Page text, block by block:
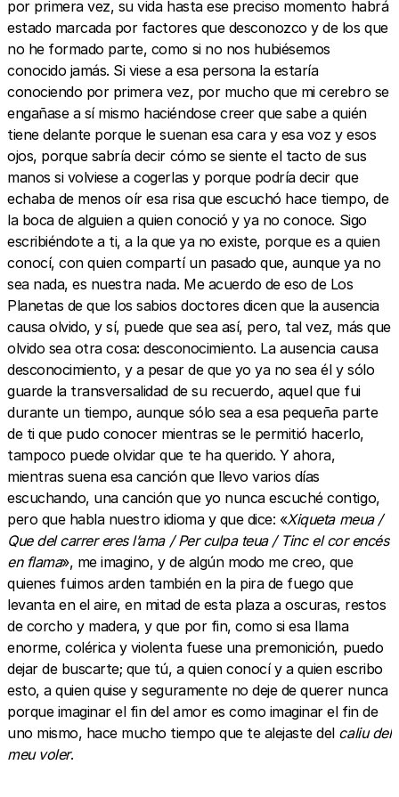
por primera vez, su vida hasta ese preciso momento habrá
estado marcada por factores que desconozco y de los que
no he formado parte, como si no nos hubiésemos
conocido jamás. Si viese a esa persona la estaría
conociendo por primera vez, por mucho que mi cerebro se
engañase a sí mismo haciéndose creer que sabe a quién
tiene delante porque le suenan esa cara y esa voz y esos
ojos, porque sabría decir cómo se siente el tacto de sus
manos si volviese a cogerlas y porque podría decir que
echaba de menos oír esa risa que escuchó hace tiempo, de
la boca de alguien a quien conoció y ya no conoce. Sigo
escribiéndote a ti, a la que ya no existe, porque es a quien
conocí, con quien compartí un pasado que, aunque ya no
sea nada, es nuestra nada. Me acuerdo de eso de Los
Planetas de que los sabios doctores dicen que la ausencia
causa olvido, y sí, puede que sea así, pero, tal vez, más que
olvido sea otra cosa: desconocimiento. La ausencia causa
desconocimiento, y a pesar de que yo ya no sea él y sólo
guarde la transversalidad de su recuerdo, aquel que fui
durante un tiempo, aunque sólo sea a esa pequeña parte
de ti que pudo conocer mientras se le permitió hacerlo,
tampoco puede olvidar que te ha querido. Y ahora,
mientras suena esa canción que llevo varios días
escuchando, una canción que yo nunca escuché contigo,
pero que habla nuestro idioma y que dice: «Xiqueta meua /
Que del carrer eres l’ama / Per culpa teua / Tinc el cor encés
en flama», me imagino, y de algún modo me creo, que
quienes fuimos arden también en la pira de fuego que
levanta en el aire, en mitad de esta plaza a oscuras, restos
de corcho y madera, y que por fin, como si esa llama
enorme, colérica y violenta fuese una premonición, puedo
dejar de buscarte; que tú, a quien conocí y a quien escribo
esto, a quien quise y seguramente no deje de querer nunca
porque imaginar el fin del amor es como imaginar el fin de
uno mismo, hace mucho tiempo que te alejaste del caliu del
meu voler.